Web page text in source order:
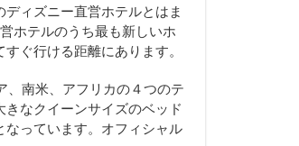
ィズニー直営ホテルとはま
ホテルのうち最も新しいホ
ぐ行ける距離にあります。
、南米、アフリカの４つのテ
なクイーンサイズのベッド
っています。オフィシャル